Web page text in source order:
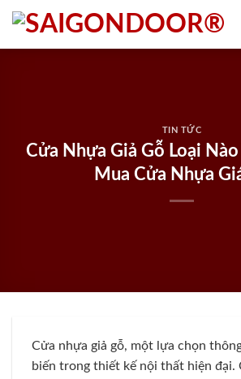
Skip
content
TIN TỨC
Cửa Nhựa Giả Gỗ Loại
Mua Cửa Nhựa
Cửa nhựa giả gỗ, một lựa chọn
biến trong thiết kế nội thất hiện đại.